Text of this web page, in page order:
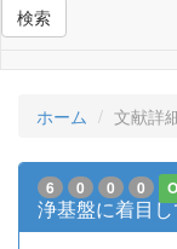
検索
ホーム 文献詳
6 0 0 0
浄基盤に着目